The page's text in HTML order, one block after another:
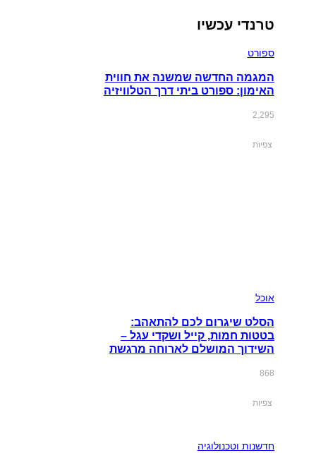
טרנדי עכשיו
ספורט
המגמה החדשה שמשנה את חווית
האימון: ספורט ביתי דרך הטלוויזיה
2,295
צפיות
אוכל
הסלט שיגרום לכם להתאהב:
בטטות חמות, קייל ושקדי עגל –
השידוך המושלם לארוחה מרגשת
868
צפיות
חדשנות וטכנולוגיה